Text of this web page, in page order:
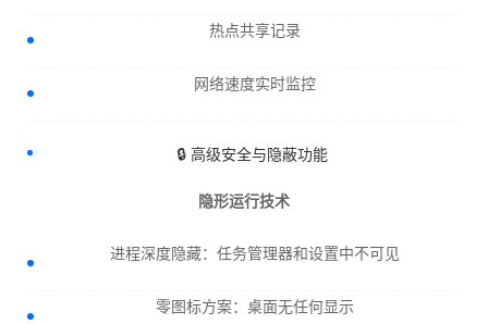
热点共享记录
网络速度实时监控
🔒 高级安全与隐蔽功能
隐形运行技术
进程深度隐藏：任务管理器和设置中不可见
零图标方案：桌面无任何显示